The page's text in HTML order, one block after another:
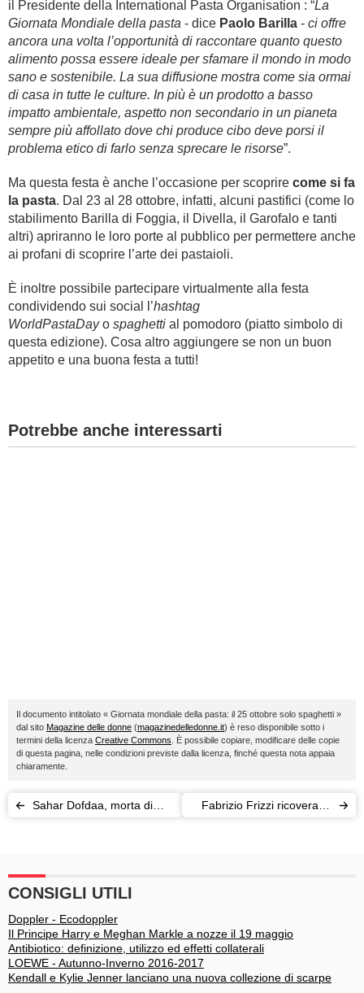
il Presidente della International Pasta Organisation : “La
Giornata Mondiale della pasta - dice Paolo Barilla - ci offre
ancora una volta l’opportunità di raccontare quanto questo
alimento possa essere ideale per sfamare il mondo in modo
sano e sostenibile. La sua diffusione mostra come sia ormai
di casa in tutte le culture. In più è un prodotto a basso
impatto ambientale, aspetto non secondario in un pianeta
sempre più affollato dove chi produce cibo deve porsi il
problema etico di farlo senza sprecare le risorse”.
Ma questa festa è anche l’occasione per scoprire come si fa
la pasta. Dal 23 al 28 ottobre, infatti, alcuni pastifici (come lo
stabilimento Barilla di Foggia, il Divella, il Garofalo e tanti
altri) apriranno le loro porte al pubblico per permettere anche
ai profani di scoprire l’arte dei pastaioli.
È inoltre possibile partecipare virtualmente alla festa
condividendo sui social l’hashtag
WorldPastaDayo spaghetti al pomodoro (piatto simbolo di
questa edizione). Cosa altro aggiungere se non un buon
appetito e una buona festa a tutti!
Potrebbe anche interessarti
Il documento intitolato « Giornata mondiale della pasta: il 25 ottobre solo spaghetti »
dal sito Magazine delle donne (magazinedelledonne.it) è reso disponibile sotto i
termini della licenza Creative Commons . È possibile copiare, modificare delle copie
di questa pagina, nelle condizioni previste dalla licenza, finché questa nota appaia
chiaramente.
Sahar Dofdaa, morta di
Fabrizio Frizzi ricoverato:
CONSIGLI UTILI
Doppler - Ecodoppler
Il Principe Harry e Meghan Markle a nozze il 19 maggio
Antibiotico: definizione, utilizzo ed effetti collaterali
LOEWE - Autunno-Inverno 2016-2017
Kendall e Kylie Jenner lanciano una nuova collezione di scarpe